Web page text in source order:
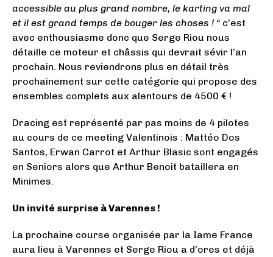
accessible au plus grand nombre, le karting va mal
et il est grand temps de bouger les choses ! “ c’est
avec enthousiasme donc que Serge Riou nous
détaille ce moteur et châssis qui devrait sévir l’an
prochain. Nous reviendrons plus en détail très
prochainement sur cette catégorie qui propose des
ensembles complets aux alentours de 4500 € !
Dracing est représenté par pas moins de 4 pilotes
au cours de ce meeting Valentinois : Mattéo Dos
Santos, Erwan Carrot et Arthur Blasic sont engagés
en Seniors alors que Arthur Benoit bataillera en
Minimes.
Un invité surprise à Varennes !
La prochaine course organisée par la Iame France
aura lieu à Varennes et Serge Riou a d’ores et déjà